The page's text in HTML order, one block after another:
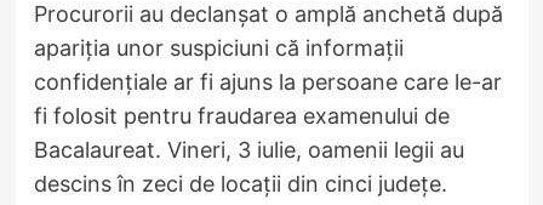
Procurorii au declanșat o amplă anchetă după
apariția unor suspiciuni că informații
confidențiale ar fi ajuns la persoane care le-ar
fi folosit pentru fraudarea examenului de
Bacalaureat. Vineri, 3 iulie, oamenii legii au
descins în zeci de locații din cinci județe.